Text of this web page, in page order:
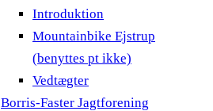
Introduktion
Mountainbike Ejstrup
(benyttes pt ikke)
Vedtægter
Borris-Faster Jagtforening